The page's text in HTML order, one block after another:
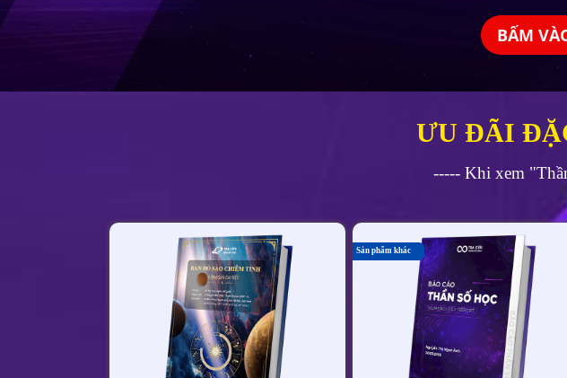
BẤM
----- Khi xem
ƯU ĐÃI
Sản phẩm khác